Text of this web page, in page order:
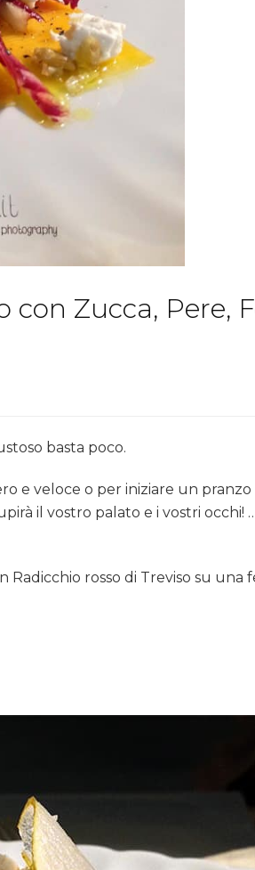
con Zucca, Pere,
basta poco.
e veloce o per iniziare un pranzo
il vostro palato e i vostri occhi!
rosso di Treviso su una